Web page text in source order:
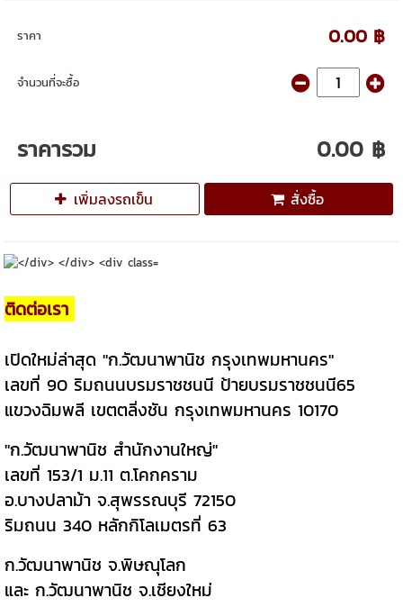
ราคา 0.00 ฿
จำนวนที่จะซื้อ
ราคารวม 0.00 ฿
เพิ่มลงรถเข็น สั่งซื้อ
ติดต่อเรา
เปิดใหม่ล่าสุด "ก.วัฒนาพานิช กรุงเทพมหานคร"
เลขที่ 90 ริมถนนบรมราชชนนี ป้ายบรมราชชนนี65
แขวงฉิมพลี เขตตลิ่งชัน กรุงเทพมหานคร 10170
"ก.วัฒนาพานิช สำนักงานใหญ่"
เลขที่ 153/1 ม.11 ต.โคกคราม
อ.บางปลาม้า จ.สุพรรณบุรี 72150
ริมถนน 340 หลักกิโลเมตรที่ 63
ก.วัฒนาพานิช จ.พิษณุโลก
และ ก.วัฒนาพานิช จ.เชียงใหม่